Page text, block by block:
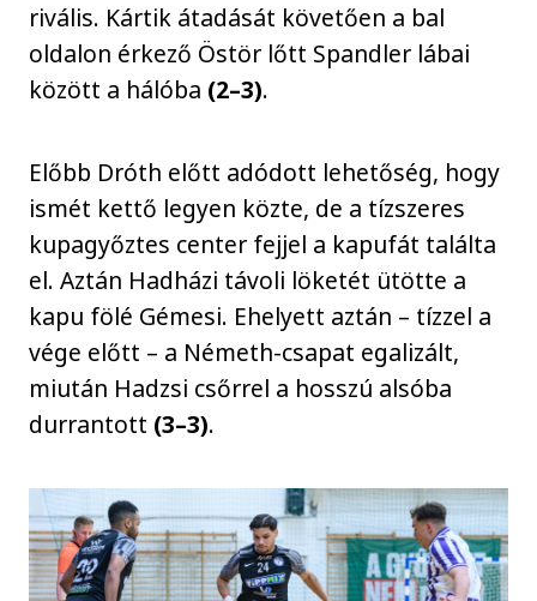
rivális. Kártik átadását követően a bal
oldalon érkező Östör lőtt Spandler lábai
között a hálóba (2–3).
Előbb Dróth előtt adódott lehetőség, hogy
ismét kettő legyen közte, de a tízszeres
kupagyőztes center fejjel a kapufát találta
el. Aztán Hadházi távoli löketét ütötte a
kapu fölé Gémesi. Ehelyett aztán – tízzel a
vége előtt – a Németh-csapat egalizált,
miután Hadzsi csőrrel a hosszú alsóba
durrantott (3–3).